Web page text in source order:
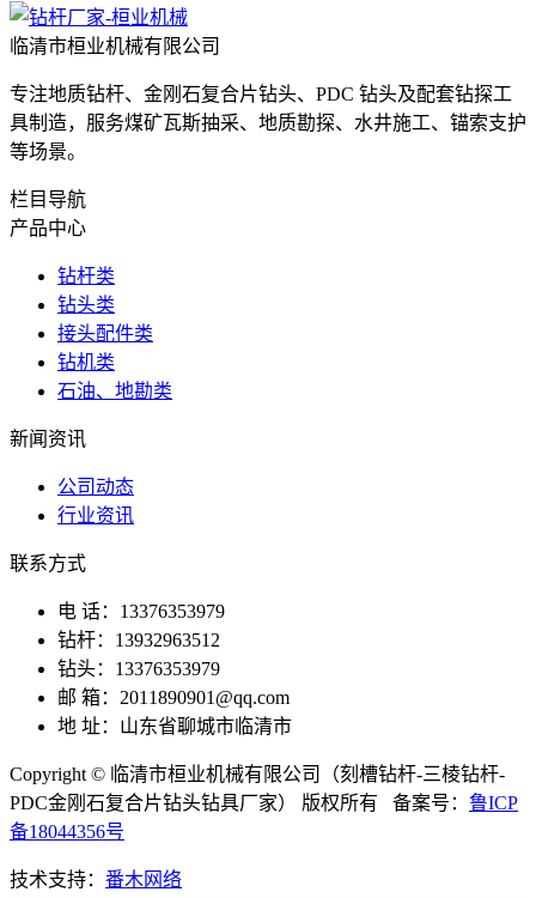
临清市桓业机械有限公司
专注地质钻杆、金刚石复合片钻头、PDC 钻头及配套钻探工
具制造，服务煤矿瓦斯抽采、地质勘探、水井施工、锚索支护
等场景。
栏目导航
产品中心
钻杆类
钻头类
接头配件类
钻机类
石油、地勘类
新闻资讯
公司动态
行业资讯
联系方式
电 话：13376353979
钻杆：13932963512
钻头：13376353979
邮 箱：2011890901@qq.com
地 址：山东省聊城市临清市
Copyright © 临清市桓业机械有限公司（刻槽钻杆-三棱钻杆-
PDC金刚石复合片钻头钻具厂家） 版权所有 备案号： 鲁ICP
备18044356号
技术支持： 番木网络